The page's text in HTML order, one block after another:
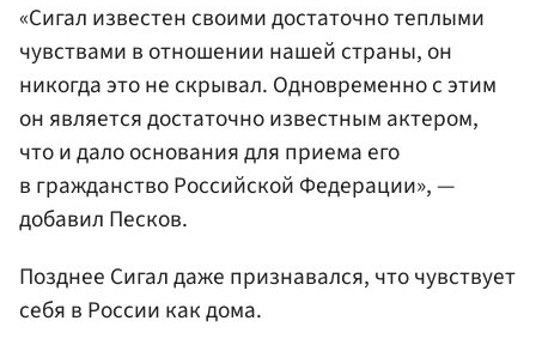
«Сигал известен своими достаточно теплыми
чувствами в отношении нашей страны, он
никогда это не скрывал. Одновременно с этим
он является достаточно известным актером,
что и дало основания для приема его
в гражданство Российской Федерации», —
добавил Песков.
Позднее Сигал даже признавался, что чувствует
себя в России как дома.